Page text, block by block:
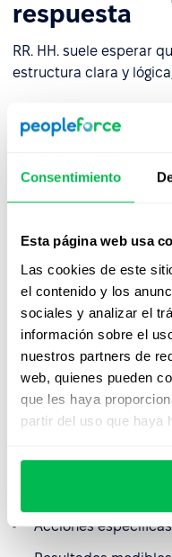
Consentimiento
Esta página web usa
Las cookies de este
el contenido y los
sociales y analizar el
información sobre el
nuestros partners de
web, quienes pueden
que les haya
partir del uso que haya
respuesta
RR. HH. suele esperar
estructura clara y
Acción– pasos
Criterios de
Desde la perspectiva
demuestran:
Acciones